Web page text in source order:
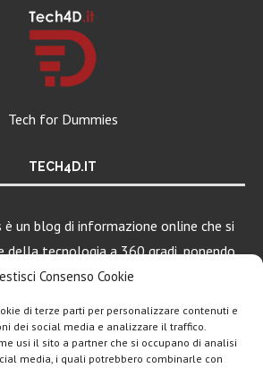
Consenso Cookie
di terze parti per personalizzare contenuti e
dei social media e analizzare il traffico.
usi il sito a partner che si occupano di analisi
media, i quali potrebbero combinarle con
Tech for Dummies
TECH4D.IT
è un blog di informazione online che si
della tecnologia a 360 gradi, ponendo
al mondo Android, Apple e